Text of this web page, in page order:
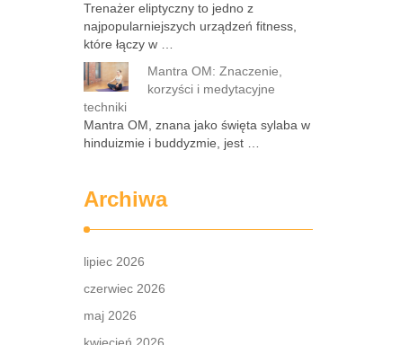
Trenażer eliptyczny to jedno z
najpopularniejszych urządzeń fitness,
które łączy w …
Mantra OM: Znaczenie,
korzyści i medytacyjne
techniki
Mantra OM, znana jako święta sylaba w
hinduizmie i buddyzmie, jest …
Archiwa
lipiec 2026
czerwiec 2026
maj 2026